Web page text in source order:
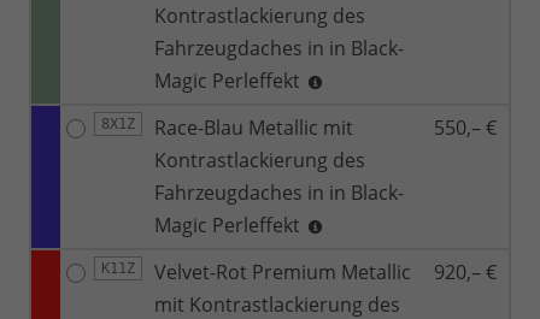
Kontrastlackierung des
Fahrzeugdaches in in Black-
Magic Perleffekt
8X1Z
Race-Blau Metallic mit
Kontrastlackierung des
Fahrzeugdaches in in Black-
Magic Perleffekt
550,– €
K11Z
Velvet-Rot Premium Metallic
mit Kontrastlackierung des
920,– €